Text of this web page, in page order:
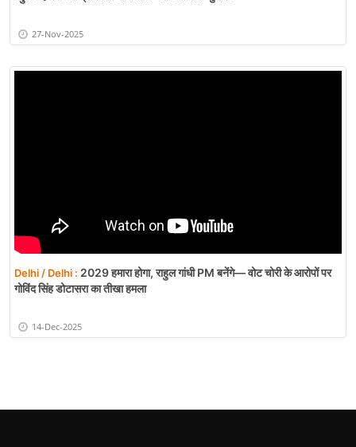
27-Nov-2025
Delhi / Delhi : 2029 हमारा होगा, राहुल गांधी PM बनेंगे— वोट चोरी के आरोपों पर
गोविंद सिंह डोटासरा का तीखा हमला
14-Dec-2025